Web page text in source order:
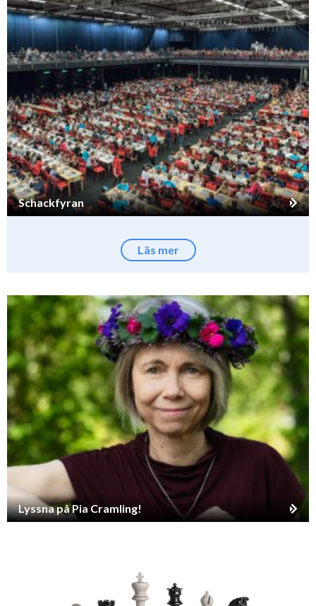
Schackfyran
Läs mer
Lyssna på Pia Cramling!